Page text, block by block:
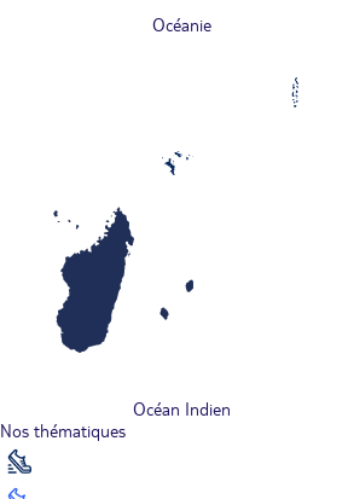
Océanie
Océan Indien
Nos thématiques